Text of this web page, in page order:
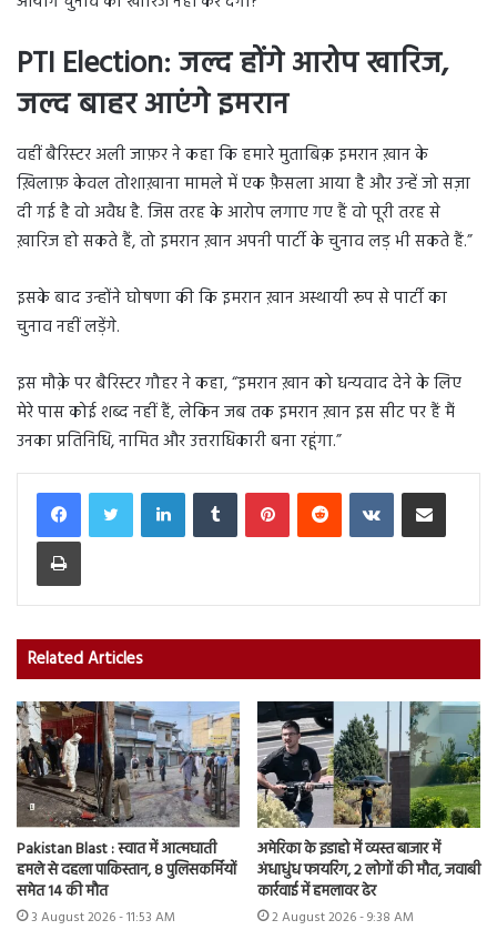
PTI Election: जल्द होंगे आरोप खारिज,
जल्द बाहर आएंगे इमरान
वहीं बैरिस्टर अली जाफ़र ने कहा कि हमारे मुताबिक़ इमरान ख़ान के
ख़िलाफ़ केवल तोशाख़ाना मामले में एक फ़ैसला आया है और उन्हें जो सज़ा
दी गई है वो अवैध है. जिस तरह के आरोप लगाए गए हैं वो पूरी तरह से
ख़ारिज हो सकते हैं, तो इमरान ख़ान अपनी पार्टी के चुनाव लड़ भी सकते हैं.”
इसके बाद उन्होंने घोषणा की कि इमरान ख़ान अस्थायी रूप से पार्टी का
चुनाव नहीं लड़ेंगे.
इस मौक़े पर बैरिस्टर गौहर ने कहा, “इमरान ख़ान को धन्यवाद देने के लिए
मेरे पास कोई शब्द नहीं हैं, लेकिन जब तक इमरान ख़ान इस सीट पर हैं मैं
उनका प्रतिनिधि, नामित और उत्तराधिकारी बना रहूंगा.”
LinkedInTumblr PinterestReddit VKontakteShare via Email
Print
Related Articles
Pakistan Blast : स्वात में आत्मघाती
हमले से दहला पाकिस्तान, 8 पुलिसकर्मियों
समेत 14 की मौत
3 August 2026 - 11:53 AM
अमेरिका के इडाहो में व्यस्त बाजार में
अंधाधुंध फायरिंग, 2 लोगों की मौत, जवाबी
कार्रवाई में हमलावर ढेर
2 August 2026 - 9:38 AM